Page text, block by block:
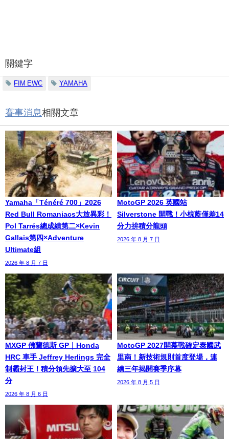
關鍵字
FIM EWC YAMAHA
賽事消息相關文章
Yamaha「Ténéré 700」2026
Red Bull Romaniacs大放異彩！
Pol Tarrés總成績第二×Kevin
Gallais第四×Adventure
Ultimate組
2026 年 8 月 7 日
MotoGP 2026 英國站
Silverstone 開戰！小椋藍僅差14
分力拚積分龍頭
2026 年 8 月 7 日
MXGP 佛蘭德斯 GP｜Honda
HRC 車手 Jeffrey Herlings 完全
制霸封王！積分領先擴大至 104
分
2026 年 8 月 6 日
MotoGP 2027開幕戰確定泰國武
里南！新技術規則首度登場，連
續三年揭開賽季序幕
2026 年 8 月 5 日